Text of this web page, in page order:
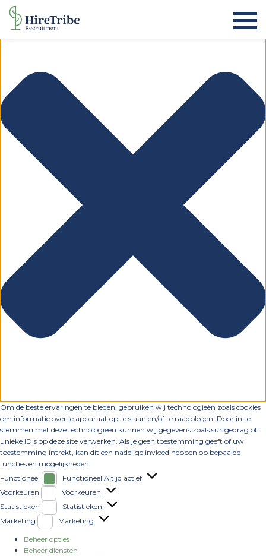
Beheer toestemming
Om de beste ervaringen te bieden, gebruiken wij technologieën zoals cookies
om informatie over je apparaat op te slaan en/of te raadplegen. Door in te
stemmen met deze technologieën kunnen wij gegevens zoals surfgedrag of
unieke ID's op deze site verwerken. Als je geen toestemming geeft of uw
toestemming intrekt, kan dit een nadelige invloed hebben op bepaalde
functies en mogelijkheden.
Functioneel
Functioneel Altijd actief
Voorkeuren
Voorkeuren
Statistieken
Statistieken
Marketing
Marketing
Beheer opties
Beheer diensten